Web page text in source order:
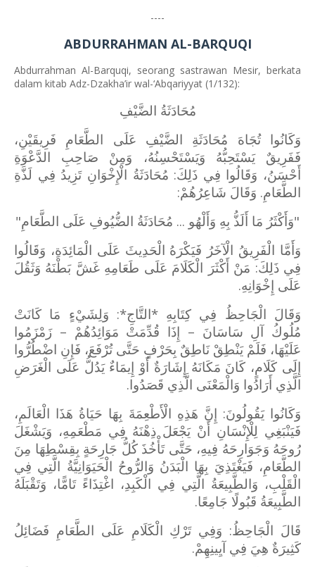
----
ABDURRAHMAN AL-BARQUQI
Abdurrahman Al-Barquqi, seorang sastrawan Mesir, berkata
dalam kitab Adz-Dzakha’ir wal-‘Abqariyyat (1/132):
مُحَادَثَةُ الضَّيْفِ
وَكَانُوا تُجَاهَ مُحَادَثَةِ الضَّيْفِ عَلَى الطَّعَامِ فَرِيقَيْنِ،
فَفَرِيقٌ يَسْتَحِبُّهُ وَيَسْتَحْسِنُهُ، وَمِنْ صَاحِبِ الدَّعْوَةِ
أَحْسَنُ، وَقَالُوا فِي ذَلِكَ: مُحَادَثَةُ الْإِخْوَانِ تَزِيدُ فِي لَذَّةِ
الطَّعَامِ. وَقَالَ شَاعِرُهُمْ:
"وَأَكْثَرُ مَا أَلَذُّ بِهِ وَأَلْهُو ... مُحَادَثَةُ الضُّيُوفِ عَلَى الطَّعَامِ"
وَأَمَّا الْفَرِيقُ الْآخَرُ فَيَكْرَهُ الْحَدِيثَ عَلَى الْمَائِدَةِ، وَقَالُوا
فِي ذَلِكَ: مَنْ أَكْثَرَ الْكَلَامَ عَلَى طَعَامِهِ غَشَّ بَطْنَهُ وَثَقُلَ
عَلَى إِخْوَانِهِ.
وَقَالَ الْجَاحِظُ فِي كِتَابِهِ *التَّاجِ*: وَلِشَيْءٍ مَا كَانَتْ
مُلُوكُ آلِ سَاسَانَ – إِذَا قُدِّمَتْ مَوَائِدُهُمْ – زَمْزَمُوا
عَلَيْهَا، فَلَمْ يَنْطِقْ نَاطِقٌ بِحَرْفٍ حَتَّى تُرْفَعَ، فَإِنِ اضْطُرُّوا
إِلَى كَلَامٍ، كَانَ مَكَانَهُ إِشَارَةٌ أَوْ إِيمَاءٌ يَدُلُّ عَلَى الْغَرَضِ
الَّذِي أَرَادُوا وَالْمَعْنَى الَّذِي قَصَدُوا.
وَكَانُوا يَقُولُونَ: إِنَّ هَذِهِ الْأَطْعِمَةَ بِهَا حَيَاةُ هَذَا الْعَالَمِ،
فَيَنْبَغِي لِلْإِنْسَانِ أَنْ يَجْعَلَ ذِهْنَهُ فِي مَطْعَمِهِ، وَيَشْغَلَ
رُوحَهُ وَجَوَارِحَهُ فِيهِ، حَتَّى تَأْخُذَ كُلُّ جَارِحَةٍ بِقِسْطِهَا مِنَ
الطَّعَامِ، فَيَغْتَذِيَ بِهَا الْبَدَنُ وَالرُّوحُ الْحَيَوَانِيَّةُ الَّتِي فِي
الْقَلْبِ، وَالطَّبِيعَةُ الَّتِي فِي الْكَبِدِ، اغْتِذَاءً تَامًّا، وَتَقْبَلَهُ
الطَّبِيعَةُ قَبُولًا جَامِعًا.
قَالَ الْجَاحِظُ: وَفِي تَرْكِ الْكَلَامِ عَلَى الطَّعَامِ فَضَائِلُ
كَثِيرَةٌ هِيَ فِي آيِينِهِمْ.